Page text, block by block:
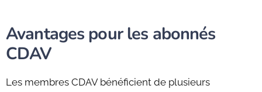
Avantages pour les abonnés
CDAV
Les membres CDAV bénéficient de plusieurs